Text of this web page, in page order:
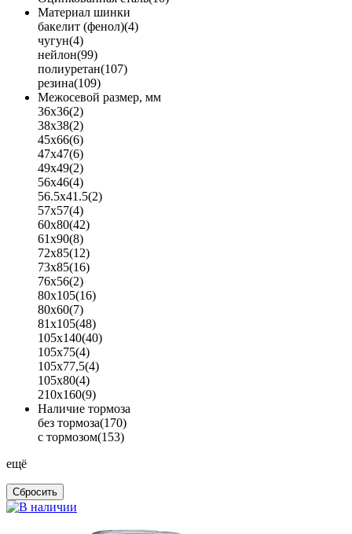
Материал шинки
бакелит (фенол)(4)
чугун(4)
нейлон(99)
полиуретан(107)
резина(109)
Межосевой размер, мм
36x36(2)
38x38(2)
45x66(6)
47x47(6)
49x49(2)
56x46(4)
56.5x41.5(2)
57x57(4)
60x80(42)
61x90(8)
72x85(12)
73x85(16)
76x56(2)
80x105(16)
80x60(7)
81x105(48)
105x140(40)
105x75(4)
105x77,5(4)
105x80(4)
210x160(9)
Наличие тормоза
без тормоза(170)
с тормозом(153)
ещё
Сбросить